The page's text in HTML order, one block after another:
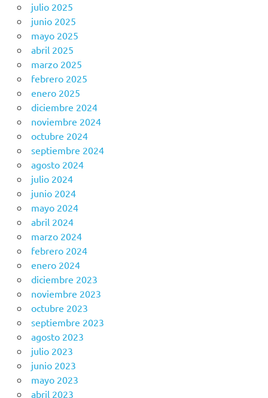
julio 2025
junio 2025
mayo 2025
abril 2025
marzo 2025
febrero 2025
enero 2025
diciembre 2024
noviembre 2024
octubre 2024
septiembre 2024
agosto 2024
julio 2024
junio 2024
mayo 2024
abril 2024
marzo 2024
febrero 2024
enero 2024
diciembre 2023
noviembre 2023
octubre 2023
septiembre 2023
agosto 2023
julio 2023
junio 2023
mayo 2023
abril 2023